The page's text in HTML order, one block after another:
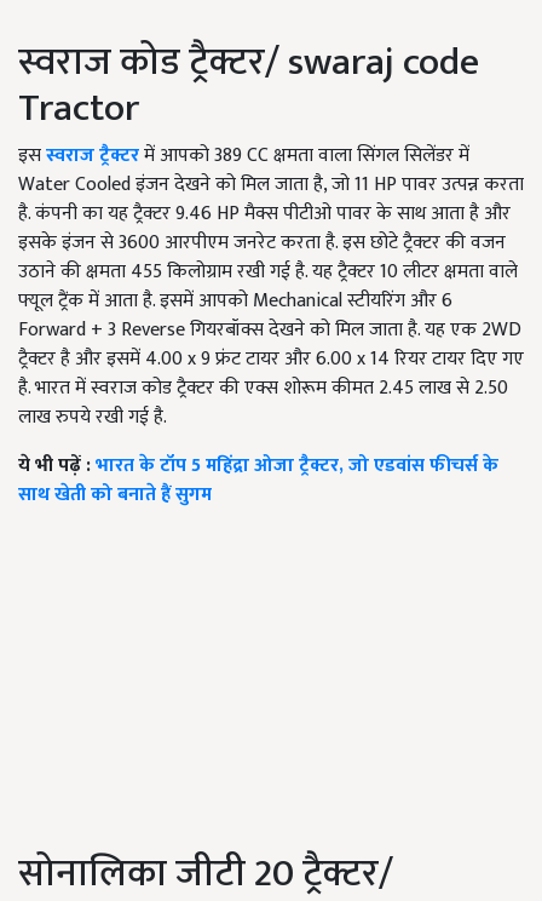
स्वराज कोड ट्रैक्टर/ swaraj code
Tractor
इसस्वराज ट्रैक्टरमें आपको 389 CC क्षमता वाला सिंगल सिलेंडर में
Water Cooled इंजन देखने को मिल जाता है, जो 11 HP पावर उत्पन्न करता
है. कंपनी का यह ट्रैक्टर 9.46 HP मैक्स पीटीओ पावर के साथ आता है और
इसके इंजन से 3600 आरपीएम जनरेट करता है. इस छोटे ट्रैक्टर की वजन
उठाने की क्षमता 455 किलोग्राम रखी गई है. यह ट्रैक्टर 10 लीटर क्षमता वाले
फ्यूल ट्रैंक में आता है. इसमें आपको Mechanical स्टीयरिंग और 6
Forward + 3 Reverse गियरबॉक्स देखने को मिल जाता है. यह एक 2WD
ट्रैक्टर है और इसमें 4.00 x 9 फ्रंट टायर और 6.00 x 14 रियर टायर दिए गए
है. भारत में स्वराज कोड ट्रैक्टर की एक्स शोरूम कीमत 2.45 लाख से 2.50
लाख रुपये रखी गई है.
ये भी पढ़ें :भारत के टॉप 5 महिंद्रा ओजा ट्रैक्टर, जो एडवांस फीचर्स के
साथ खेती को बनाते हैं सुगम
सोनालिका जीटी 20 ट्रैक्टर/